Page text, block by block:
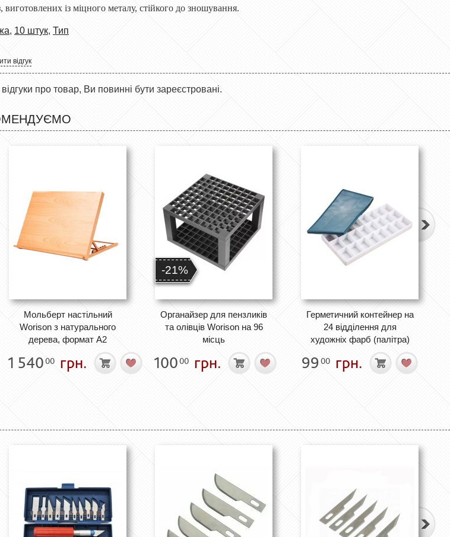
виготовлених із міцного металу, стійкого до зношування.
, 10 штук, Тип
відгук
про товар, Ви повинні бути зареєстровані.
Мольберт настільний
Worison з натурального
дерева, формат А2
1 54000 грн.
-21%
Органайзер для пензликів
та олівців Worison на 96
місць
10000 грн.
Герметичний контейнер на
24 відділення для
художніх фарб (палітра)
9900 грн.